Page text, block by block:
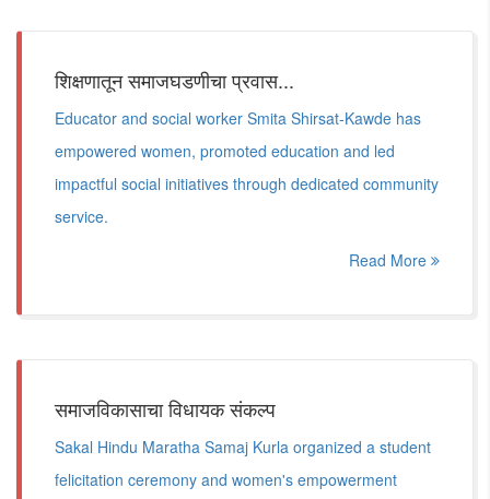
शिक्षणातून समाजघडणीचा प्रवास...
Educator and social worker Smita Shirsat-Kawde has
empowered women, promoted education and led
impactful social initiatives through dedicated community
service.
Read More
समाजविकासाचा विधायक संकल्प
Sakal Hindu Maratha Samaj Kurla organized a student
felicitation ceremony and women's empowerment